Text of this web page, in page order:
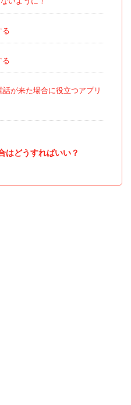
る
る
が来た場合に役立つアプリ
はどうすればいい？